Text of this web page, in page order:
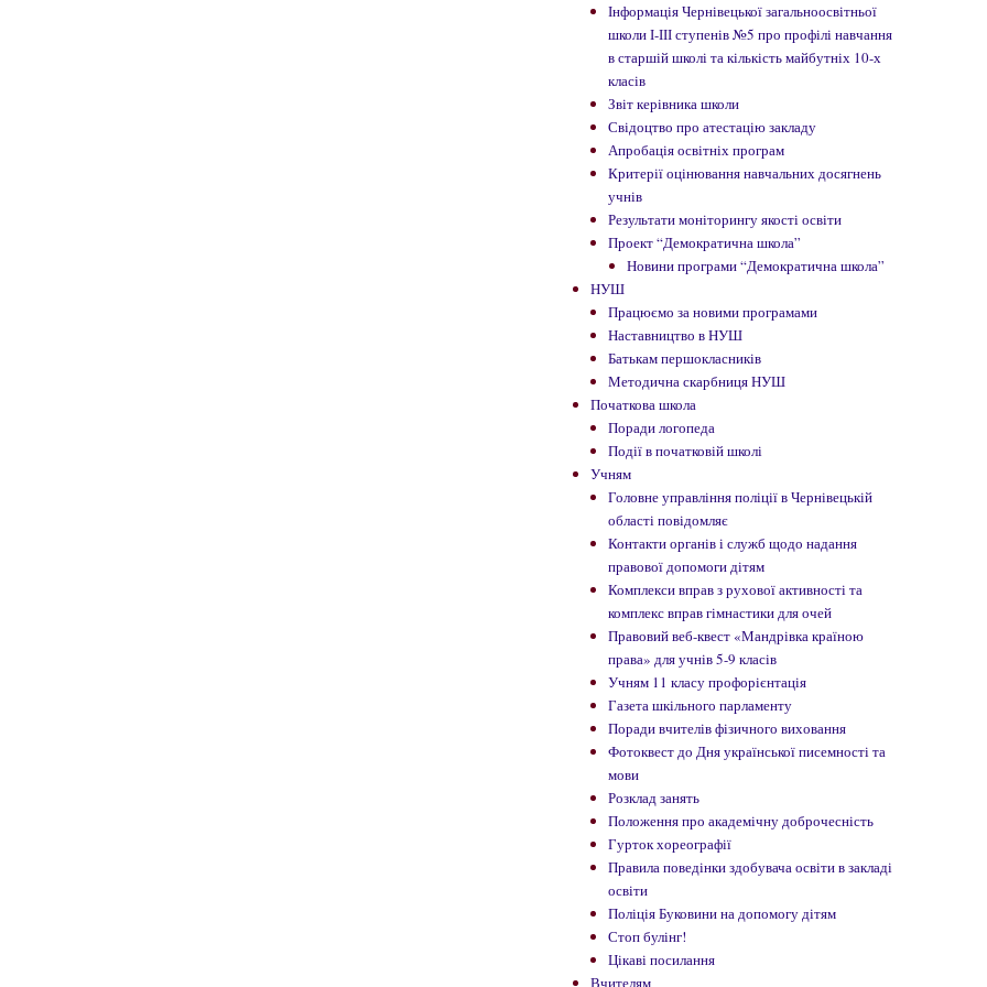
Інформація Чернівецької загальноосвітньої
школи І-ІІІ ступенів №5 про профілі навчання
в старшій школі та кількість майбутніх 10-х
класів
Звіт керівника школи
Свідоцтво про атестацію закладу
Апробація освітніх програм
Критерії оцінювання навчальних досягнень
учнів
Результати моніторингу якості освіти
Проект “Демократична школа”
Новини програми “Демократична школа”
НУШ
Працюємо за новими програмами
Наставництво в НУШ
Батькам першокласників
Методична скарбниця НУШ
Початкова школа
Поради логопеда
Події в початковій школі
Учням
Головне управління поліції в Чернівецькій
області повідомляє
Контакти органів і служб щодо надання
правової допомоги дітям
Комплекси вправ з рухової активності та
комплекс вправ гімнастики для очей
Правовий веб-квест «Мандрівка країною
права» для учнів 5-9 класів
Учням 11 класу профорієнтація
Газета шкільного парламенту
Поради вчителів фізичного виховання
Фотоквест до Дня української писемності та
мови
Розклад занять
Положення про академічну доброчесність
Гурток хореографії
Правила поведінки здобувача освіти в закладі
освіти
Поліція Буковини на допомогу дітям
Стоп булінг!
Цікаві посилання